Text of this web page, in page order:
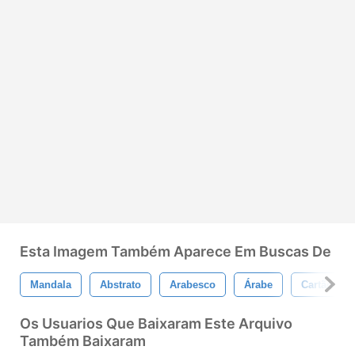
Esta Imagem Também Aparece Em Buscas De
Mandala Abstrato Arabesco Árabe Cartão
Os Usuarios Que Baixaram Este Arquivo
Também Baixaram